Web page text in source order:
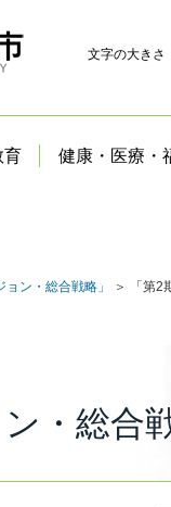
文字の大きさ
育 健康・医療・
ン・総合戦略」 ＞ 「第2
・総合